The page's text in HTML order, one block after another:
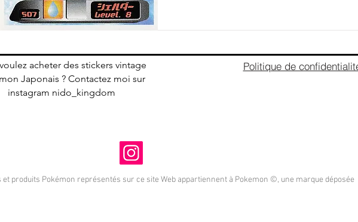
acheter des stickers vintage
Japonais ? Contactez moi sur
instagram nido_kingdom
Politique de
produits Pokémon représentés sur ce site Web appartiennent à Pokemon ©, une marque déposée